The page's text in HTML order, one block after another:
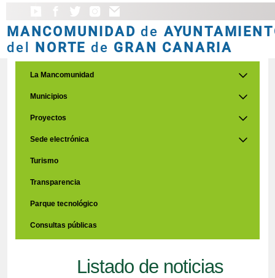
MANCOMUNIDAD de
del NORTE de GRAN CANARIA
La Mancomunidad
Municipios
Proyectos
Sede electrónica
Turismo
Transparencia
Parque tecnológico
Consultas públicas
Listado de noticias